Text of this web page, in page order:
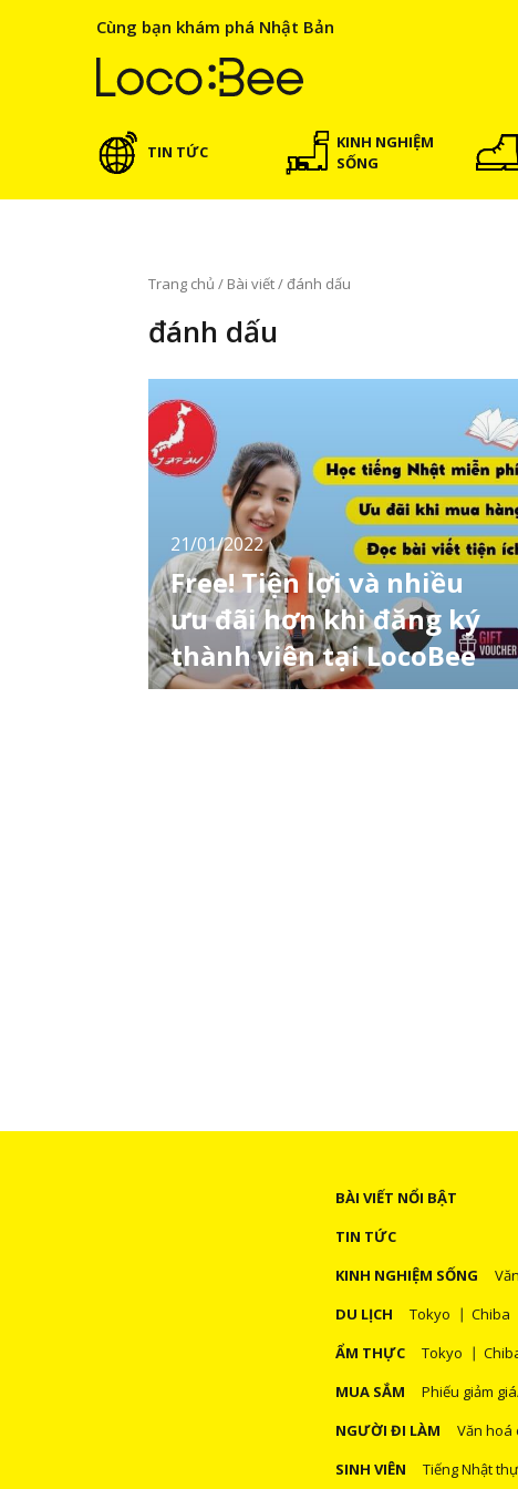
Cùng bạn khám phá Nhật Bản
TIN TỨC
KINH NGHIỆM
SỐNG
Trang chủ / Bài viết/đánh dấu
đánh dấu
21/01/2022
Free! Tiện lợi và nhiều
ưu đãi hơn khi đăng ký
thành viên tại LocoBee
Chào tất cả bạn đọc của LocoBee! Cảm ơn
BÀI VIẾT NỔI BẬT
TIN TỨC
KINH NGHIỆM SỐNG
DU LỊCH
Tokyo Chiba
ẨM THỰC
Tokyo
MUA SẮM
Phiếu giảm
NGƯỜI ĐI LÀM
Văn hoá
SINH VIÊN
Tiếng Nhật